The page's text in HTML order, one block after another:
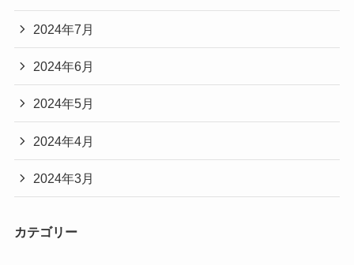
2024年7月
2024年6月
2024年5月
2024年4月
2024年3月
カテゴリー